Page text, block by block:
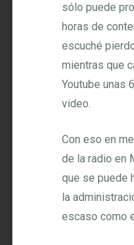
sólo puede
horas de
escuché
mientras que
Youtube unas
video.
Con eso en
de la radio en
que se puede
la
escaso como